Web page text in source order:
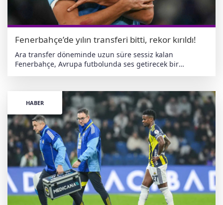
Fenerbahçe’de yılın transferi bitti, rekor kırıldı!
Ara transfer döneminde uzun süre sessiz kalan
Fenerbahçe, Avrupa futbolunda ses getirecek bir
Guendouzi’nin transferinde mutlu sona ulaştı. Rekor
bedelle gerçekleşen transferin ardından gözler yıldız
futbolcunun İstanbul’a gelişine çevrildi. Tarihin en pahalı
transferi oldu Fenerbahçe, Guendouzi için Lazio’ya 26
milyon Euro garanti ücret ve 2 milyon Euro bonus olmak
üzere toplam 28 milyon Euro ödemeyi kabul etti. Bu
rakamla Fransız futbolcu, daha önce 22,5 milyon Euro ile
rekoru elinde bulunduran Kerem Aktürkoğlu’nu geride
bırakarak kulüp tarihinin en pahalı transferi oldu. Sarı-
lacivertli yönetimin bu hamlesi, “yılın transferi” olarak
yorumlandı. Uçağa bindi, geliş saati belli Lazio’daki takım
arkadaşlarıyla vedalaşan 27 yaşındaki orta saha
HABER